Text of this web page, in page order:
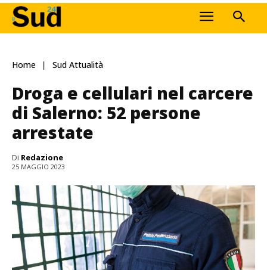
Home Sud Attualità
Droga e cellulari nel carcere
di Salerno: 52 persone
arrestate
Di Redazione
25 MAGGIO 2023